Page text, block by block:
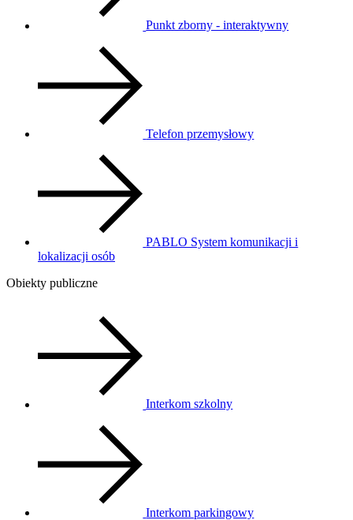
Punkt zborny - interaktywny
Telefon przemysłowy
PABLO System komunikacji i
lokalizacji osób
Obiekty publiczne
Interkom szkolny
Interkom parkingowy